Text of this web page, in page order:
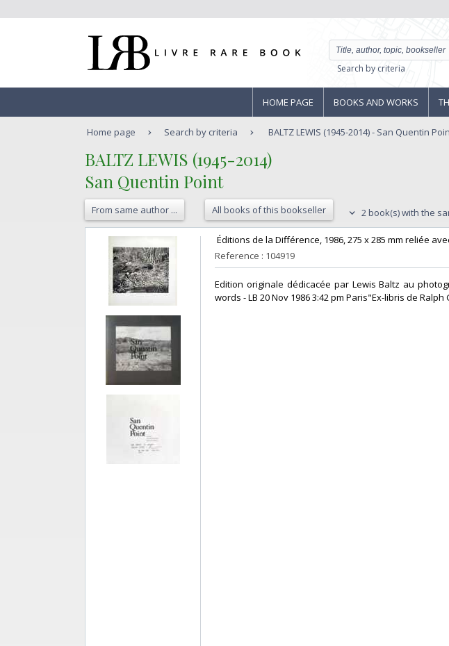
Search by criteria
HOME PAGE BOOKS AND WORKS
Home page Search by criteria BALTZ LEWIS (1945-2014) - San Quentin
‎BALTZ LEWIS (1945-2014)‎
‎San Quentin Point‎
From same author ... All books of this bookseller 2 book(s) with the
Éditions de la Différence, 1986, 275 x 285 mm reliée
Reference : 104919
‎Edition originale dédicacée par Lewis Baltz au
words - LB 20 Nov 1986 3:42 pm Paris"Ex-libris de